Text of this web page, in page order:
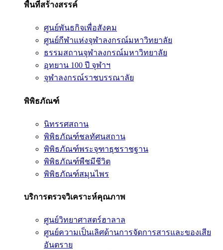
พื้นที่สร้างสรรค์
ศูนย์พันธกิจเพื่อสังคม
ศูนย์กีฬาแห่งจุฬาลงกรณ์มหาวิทยาลัย
ธรรมสถานจุฬาลงกรณ์มหาวิทยาลัย
อุทยาน 100 ปี จุฬาฯ
จุฬาลงกรณ์ราชบรรณาลัย
พิพิธภัณฑ์
นิทรรศสถาน
พิพิธภัณฑ์ชลทัศนสถาน
พิพิธภัณฑ์พระจุฑาธุชราชฐาน
พิพิธภัณฑ์พืชมีชีวิต
พิพิธภัณฑ์สมุนไพร
บริการตรวจวิเคราะห์คุณภาพ
ศูนย์วิทยาศาสตร์ฮาลาล
ศูนย์ความเป็นเลิศด้านการจัดการสารและของเสีย
อันตราย